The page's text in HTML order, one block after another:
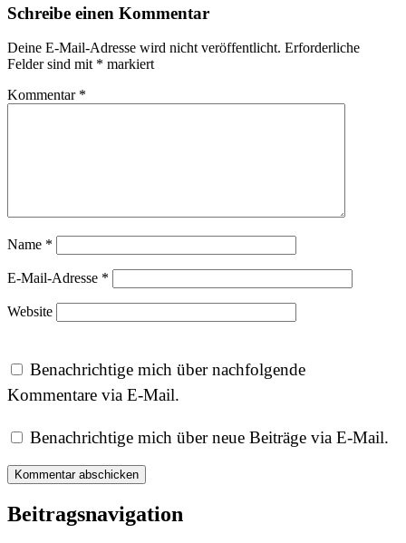
Schreibe einen Kommentar
Deine E-Mail-Adresse wird nicht veröffentlicht. Erforderliche
Felder sind mit * markiert
Kommentar *
Name *
E-Mail-Adresse *
Website
Benachrichtige mich über nachfolgende
Kommentare via E-Mail.
Benachrichtige mich über neue Beiträge via E-Mail.
Beitragsnavigation